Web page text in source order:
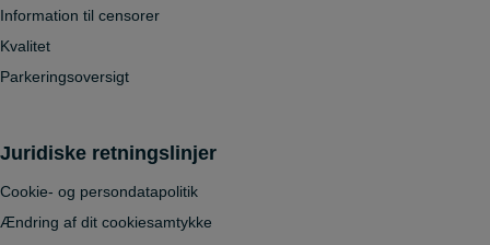
Information til censorer
Kvalitet
Parkeringsoversigt
Juridiske retningslinjer
Cookie- og persondatapolitik
Ændring af dit cookiesamtykke